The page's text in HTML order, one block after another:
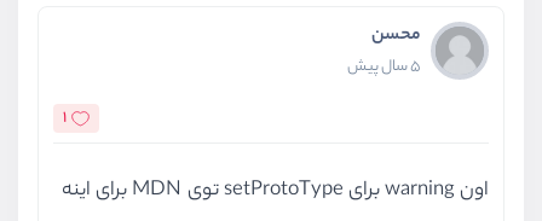
محسن
5 سال پیش
1
اون warning برای setProtoType توی MDN‌ برای اینه